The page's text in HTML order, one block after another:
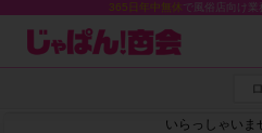
365日年中無休で風俗店向け業
いらっしゃいま